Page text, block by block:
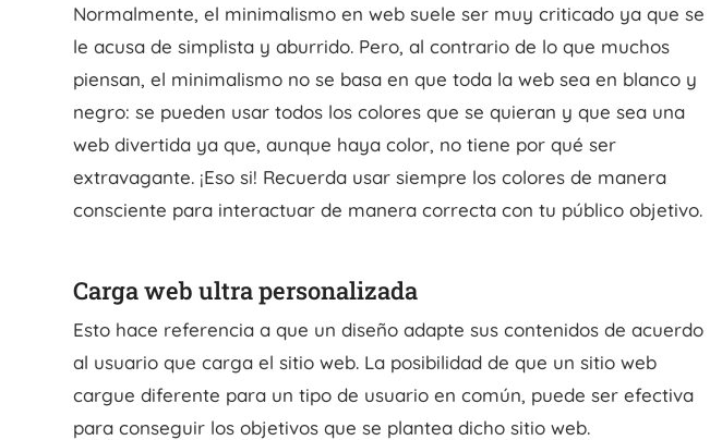
Normalmente, el minimalismo en web suele ser muy criticado ya que se
le acusa de simplista y aburrido. Pero, al contrario de lo que muchos
piensan, el minimalismo no se basa en que toda la web sea en blanco y
negro: se pueden usar todos los colores que se quieran y que sea una
web divertida ya que, aunque haya color, no tiene por qué ser
extravagante. ¡Eso si! Recuerda usar siempre los colores de manera
consciente para interactuar de manera correcta con tu público objetivo.
Carga web ultra personalizada
Esto hace referencia a que un diseño adapte sus contenidos de acuerdo
al usuario que carga el sitio web. La posibilidad de que un sitio web
cargue diferente para un tipo de usuario en común, puede ser efectiva
para conseguir los objetivos que se plantea dicho sitio web.